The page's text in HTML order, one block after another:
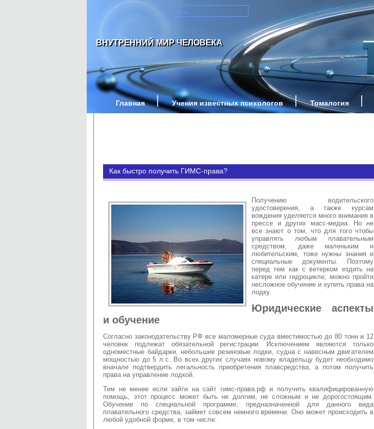
ВНУТРЕННИЙ МИР ЧЕЛОВЕКА
Главная Учения известных психологов Томалогия
Как быстро получить ГИМС-права?
Получению водительского
удостоверения, а также курсам
вождения уделяется много внимания в
прессе и других масс-медиа. Но не
все знают о том, что для того чтобы
управлять любым плавательным
средством, даже маленьким и
любительским, тоже нужны знания и
специальные документы. Поэтому
перед тем как с ветерком ездить на
катере или гидроцикле, можно пройти
несложное обучение и купить права на
лодку.
Юридические аспекты
и обучение
Согласно законодательству РФ все маломерные суда вместимостью до 80 тонн и 12
человек подлежат обязательной регистрации. Исключением являются только
одноместные байдарки, небольшие резиновые лодки, судна с навесным двигателем
мощностью до 5 л.с. Во всех других случаях новому владельцу будет необходимо
вначале подтвердить легальность приобретения плавсредства, а потом получить
права на управление лодкой.
Тем не менее если зайти на сайт гимс-права.рф и получить квалифицированную
помощь, этот процесс может быть не долгим, не сложным и не дорогостоящим.
Обучение по специальной программе, предназначенной для данного вида
плавательного средства, займет совсем немного времени. Оно может происходить в
любой удобной форме, в том числе: